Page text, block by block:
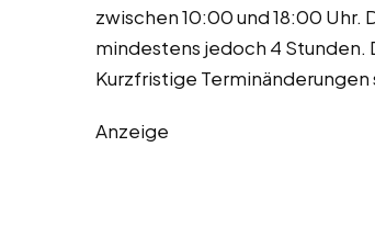
zwischen 10:00 und 18:00
mindestens jedoch 4 Stunden.
Kurzfristige
Anzeige